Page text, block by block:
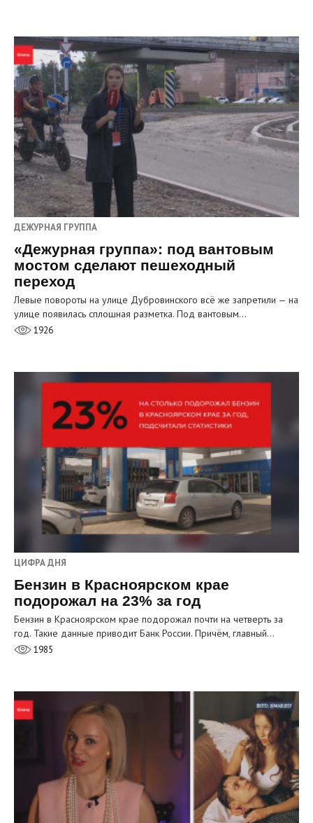
ДЕЖУРНАЯ ГРУППА
«Дежурная группа»: под вантовым
мостом сделают пешеходный
переход
Левые повороты на улице Дубровинского всё же запретили — на
улице появилась сплошная разметка. Под вантовым…
1926
ЦИФРА ДНЯ
Бензин в Красноярском крае
подорожал на 23% за год
Бензин в Красноярском крае подорожал почти на четверть за
год. Такие данные приводит Банк России. Причём, главный…
1985